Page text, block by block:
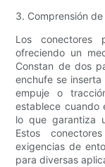
3. Comprensión
Los conectores
ofreciendo un
Constan de dos
enchufe se
empuje o
establece cuando
lo que garantiza
Estos
exigencias de
para diversas